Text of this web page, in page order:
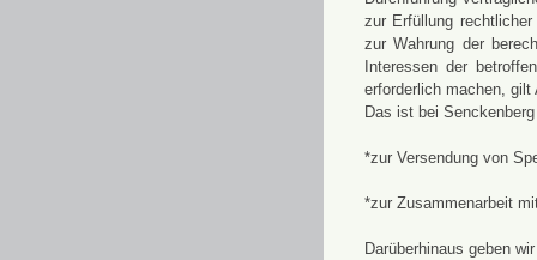
zur Erfüllung
zur Wahrung der
Interessen der
erforderlich machen,
Das ist bei
*zur Versendung von
*zur Zusammenarbeit
Darüberhinaus geben